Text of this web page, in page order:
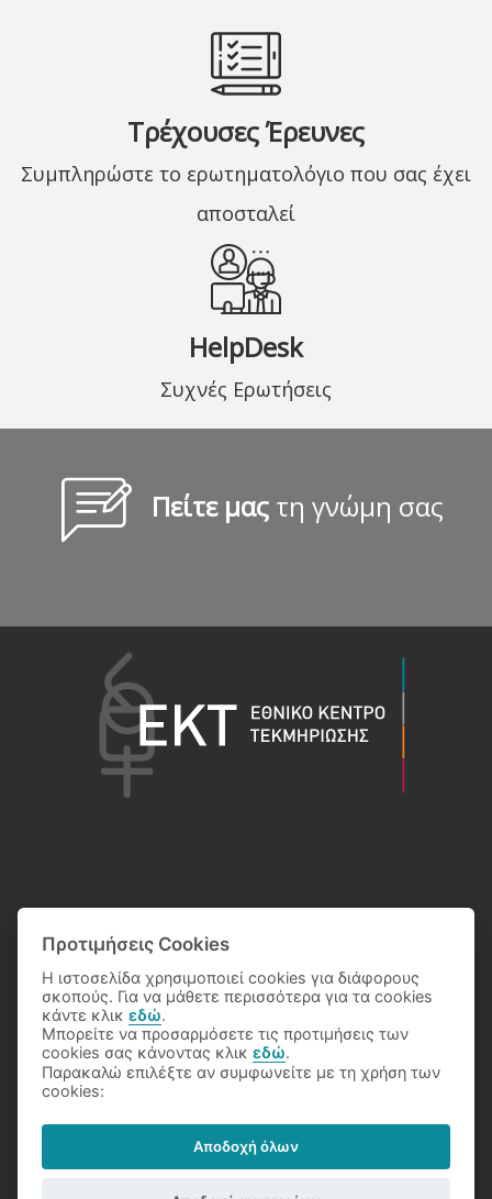
Τρέχουσες Έρευνες
Συμπληρώστε το ερωτηματολόγιο που σας έχει
αποσταλεί
HelpDesk
Συχνές Ερωτήσεις
Πείτε μας τη γνώμη σας
© 2026 Eθνικό Κέντρο Τεκμηρίωσης
Προστασία Δεδομένων
Προτιμήσεις Cookies
Η ιστοσελίδα χρησιμοποιεί cookies για διάφορους
σκοπούς. Για να μάθετε περισσότερα για τα cookies
κάντε κλικεδώ.
Μπορείτε να προσαρμόσετε τις προτιμήσεις των
cookies σας κάνοντας κλικεδώ.
Παρακαλώ επιλέξτε αν συμφωνείτε με τη χρήση των
cookies:
Αποδοχή όλων